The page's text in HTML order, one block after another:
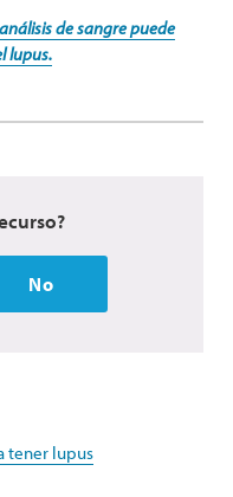
de sangre puede
lupus.
No
tener lupus